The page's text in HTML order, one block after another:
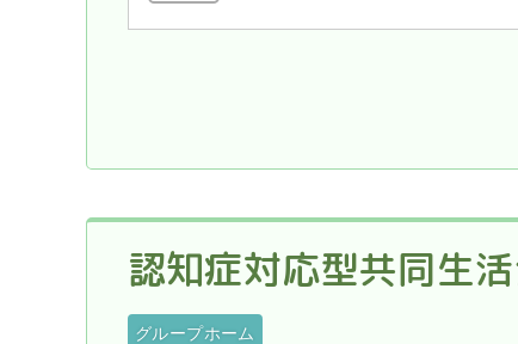
認知症対応型共同生
グループホーム